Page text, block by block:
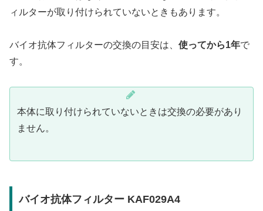
ィルターが取り付けられていないときもあります。
バイオ抗体フィルターの交換の目安は、 使ってから1年で
す。
本体に取り付けられていないときは交換の必要があり
ません。
バイオ抗体フィルター KAF029A4